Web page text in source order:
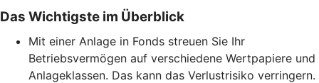
Das Wichtigste im Überblick
Mit einer Anlage in Fonds streuen Sie Ihr
Betriebsvermögen auf verschiedene Wertpapiere und
Anlageklassen. Das kann das Verlustrisiko verringern.